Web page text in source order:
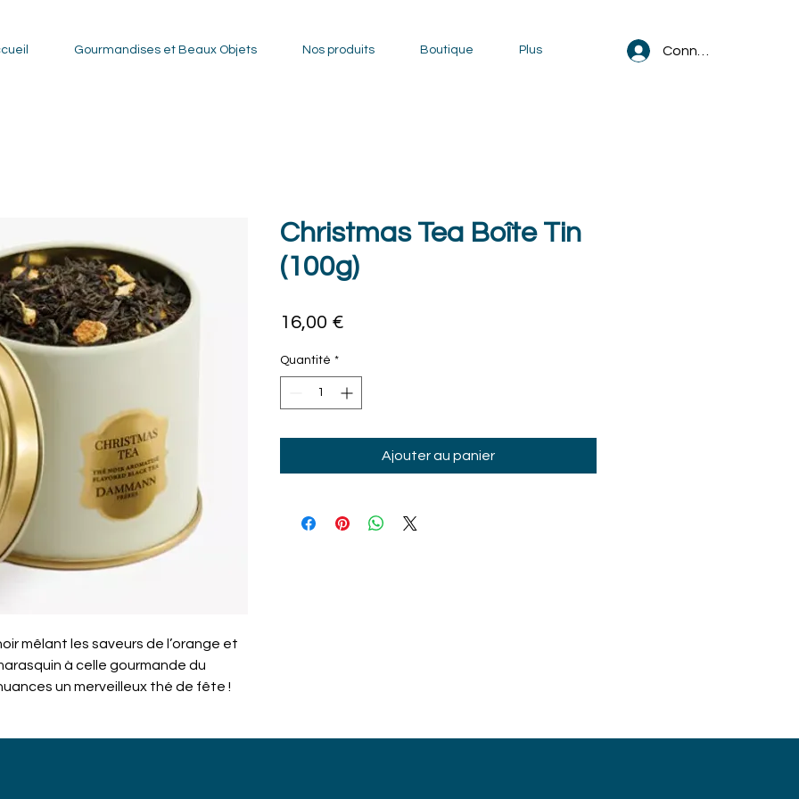
Gourmandises et Beaux Objets Nos produits Boutique Plus Connexion
mêlant les saveurs de l’orange et
à celle gourmande du
un merveilleux thé de fête !
Christmas Tea Boîte Tin
(100g)
16,00 €
Quantité *
Ajouter au panier